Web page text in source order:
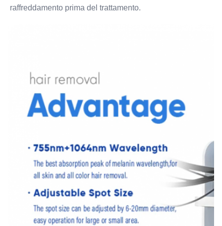
raffreddamento prima del trattamento.